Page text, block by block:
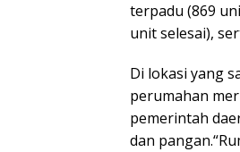
terpadu (869
unit selesai),
Di lokasi yang
perumahan
pemerintah
dan